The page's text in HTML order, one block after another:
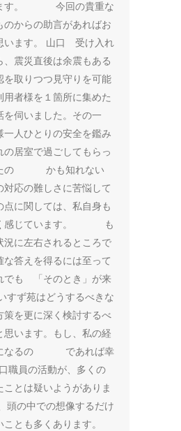
ます。 今回の貴重な
のからの助言があればお
います。 山口 受け入れ
、震災直後は余震もある
を取りつつ見守りを可能
用者様を１箇所に集めた
いました。その一
一人ひとりの安全を鑑み
の居室で過ごしてもらっ
たの かも知れない
対応の難しさに苦悩して
点に関しては、私自身も
く感じています。 も
況に左右されるところで
な答えを得るには至って
でも 「そのとき」が来
苑はどうするべきな
策を更に深く検討するべ
思います。もし、私の経
になるの であれば幸
員の活動が、多くの
ことは疑いようがありま
頭の中での想像するだけ
とも多くあります。